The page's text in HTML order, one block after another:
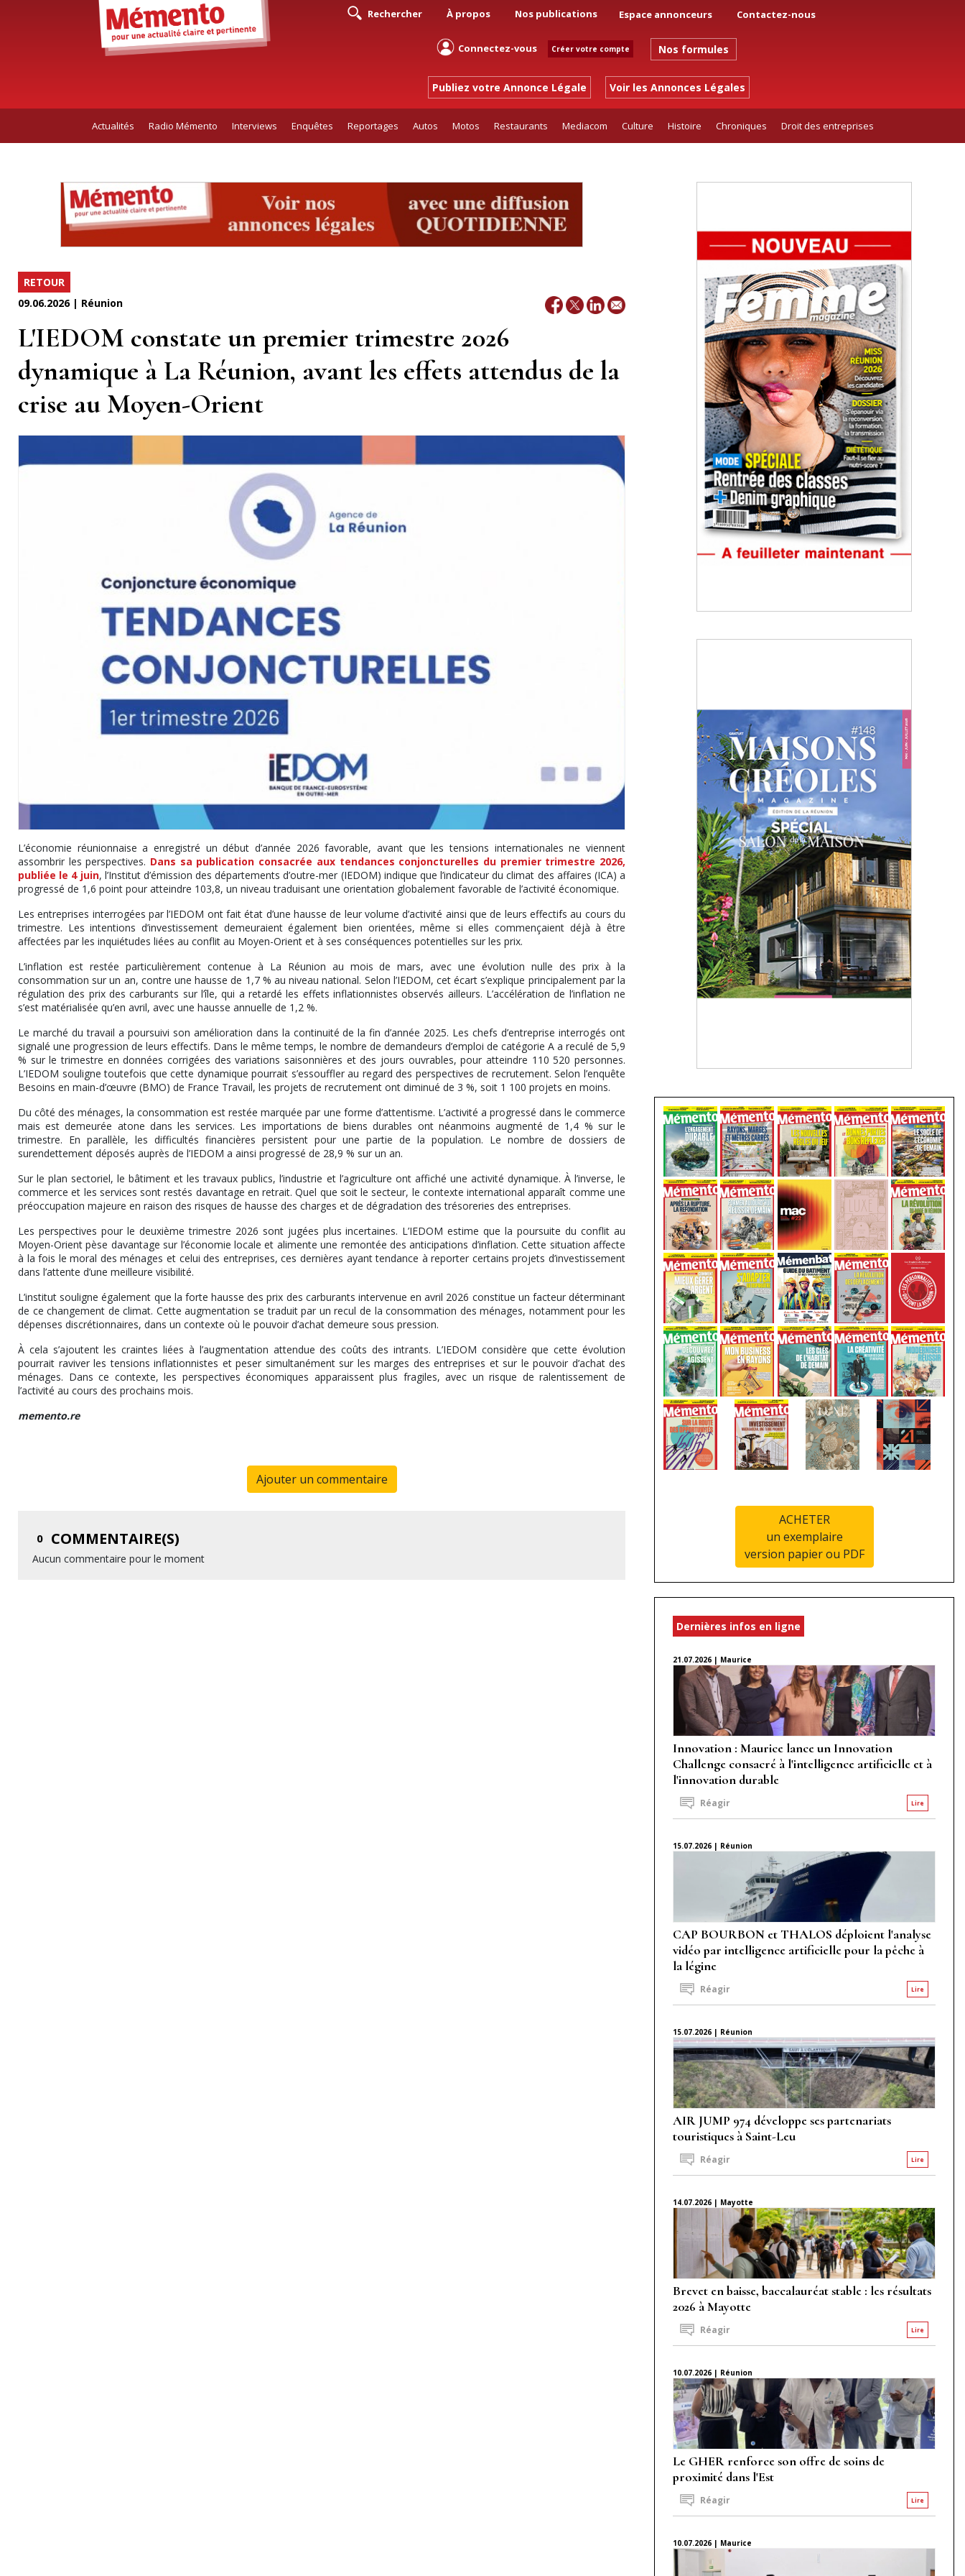
Rechercher À propos Nos publications Espace annonceurs Contactez-nous
Connectez-vous Créer votre compte Nos formules
Publiez votre Annonce Légale Voir les Annonces Légales
Actualités Radio Mémento Interviews Enquêtes Reportages Autos Motos Restaurants Mediacom Culture Histoire Chroniques Droit des entreprises
RETOUR
09.06.2026 | Réunion
L'IEDOM constate un premier trimestre 2026
dynamique à La Réunion, avant les effets attendus de la
crise au Moyen-Orient
L’économie réunionnaise a enregistré un début d’année 2026 favorable, avant que les tensions internationales ne viennent
assombrir les perspectives. Dans sa publication consacrée aux tendances conjoncturelles du premier trimestre 2026,
publiée le 4 juin, l’Institut d’émission des départements d’outre-mer (IEDOM) indique que l’indicateur du climat des affaires (ICA) a
progressé de 1,6 point pour atteindre 103,8, un niveau traduisant une orientation globalement favorable de l’activité économique.
Les entreprises interrogées par l’IEDOM ont fait état d’une hausse de leur volume d’activité ainsi que de leurs effectifs au cours du
trimestre. Les intentions d’investissement demeuraient également bien orientées, même si elles commençaient déjà à être
affectées par les inquiétudes liées au conflit au Moyen-Orient et à ses conséquences potentielles sur les prix.
L’inflation est restée particulièrement contenue à La Réunion au mois de mars, avec une évolution nulle des prix à la
consommation sur un an, contre une hausse de 1,7 % au niveau national. Selon l’IEDOM, cet écart s’explique principalement par la
régulation des prix des carburants sur l’île, qui a retardé les effets inflationnistes observés ailleurs. L’accélération de l’inflation ne
s’est matérialisée qu’en avril, avec une hausse annuelle de 1,2 %.
Le marché du travail a poursuivi son amélioration dans la continuité de la fin d’année 2025. Les chefs d’entreprise interrogés ont
signalé une progression de leurs effectifs. Dans le même temps, le nombre de demandeurs d’emploi de catégorie A a reculé de 5,9
% sur le trimestre en données corrigées des variations saisonnières et des jours ouvrables, pour atteindre 110 520 personnes.
L’IEDOM souligne toutefois que cette dynamique pourrait s’essouffler au regard des perspectives de recrutement. Selon l’enquête
Besoins en main-d’œuvre (BMO) de France Travail, les projets de recrutement ont diminué de 3 %, soit 1 100 projets en moins.
Du côté des ménages, la consommation est restée marquée par une forme d’attentisme. L’activité a progressé dans le commerce
mais est demeurée atone dans les services. Les importations de biens durables ont néanmoins augmenté de 1,4 % sur le
trimestre. En parallèle, les difficultés financières persistent pour une partie de la population. Le nombre de dossiers de
surendettement déposés auprès de l’IEDOM a ainsi progressé de 28,9 % sur un an.
Sur le plan sectoriel, le bâtiment et les travaux publics, l’industrie et l’agriculture ont affiché une activité dynamique. À l’inverse, le
commerce et les services sont restés davantage en retrait. Quel que soit le secteur, le contexte international apparaît comme une
préoccupation majeure en raison des risques de hausse des charges et de dégradation des trésoreries des entreprises.
Les perspectives pour le deuxième trimestre 2026 sont jugées plus incertaines. L’IEDOM estime que la poursuite du conflit au
Moyen-Orient pèse davantage sur l’économie locale et alimente une remontée des anticipations d’inflation. Cette situation affecte
à la fois le moral des ménages et celui des entreprises, ces dernières ayant tendance à reporter certains projets d’investissement
dans l’attente d’une meilleure visibilité.
L’institut souligne également que la forte hausse des prix des carburants intervenue en avril 2026 constitue un facteur déterminant
de ce changement de climat. Cette augmentation se traduit par un recul de la consommation des ménages, notamment pour les
dépenses discrétionnaires, dans un contexte où le pouvoir d’achat demeure sous pression.
À cela s’ajoutent les craintes liées à l’augmentation attendue des coûts des intrants. L’IEDOM considère que cette évolution
pourrait raviver les tensions inflationnistes et peser simultanément sur les marges des entreprises et sur le pouvoir d’achat des
ménages. Dans ce contexte, les perspectives économiques apparaissent plus fragiles, avec un risque de ralentissement de
l’activité au cours des prochains mois.
memento.re
Ajouter un commentaire
0 COMMENTAIRE(S)
Aucun commentaire pour le moment
ACHETER
un exemplaire
version papier ou PDF
Dernières infos en ligne
21.07.2026 | Maurice
Innovation : Maurice lance un Innovation
Challenge consacré à l'intelligence artificielle et à
l'innovation durable
Lire
Réagir
15.07.2026 | Réunion
CAP BOURBON et THALOS déploient l'analyse
vidéo par intelligence artificielle pour la pêche à
la légine
Lire
Réagir
15.07.2026 | Réunion
AIR JUMP 974 développe ses partenariats
touristiques à Saint-Leu
Lire
Réagir
14.07.2026 | Mayotte
Brevet en baisse, baccalauréat stable : les résultats
2026 à Mayotte
Lire
Réagir
10.07.2026 | Réunion
Le GHER renforce son offre de soins de
proximité dans l'Est
Lire
Réagir
10.07.2026 | Maurice